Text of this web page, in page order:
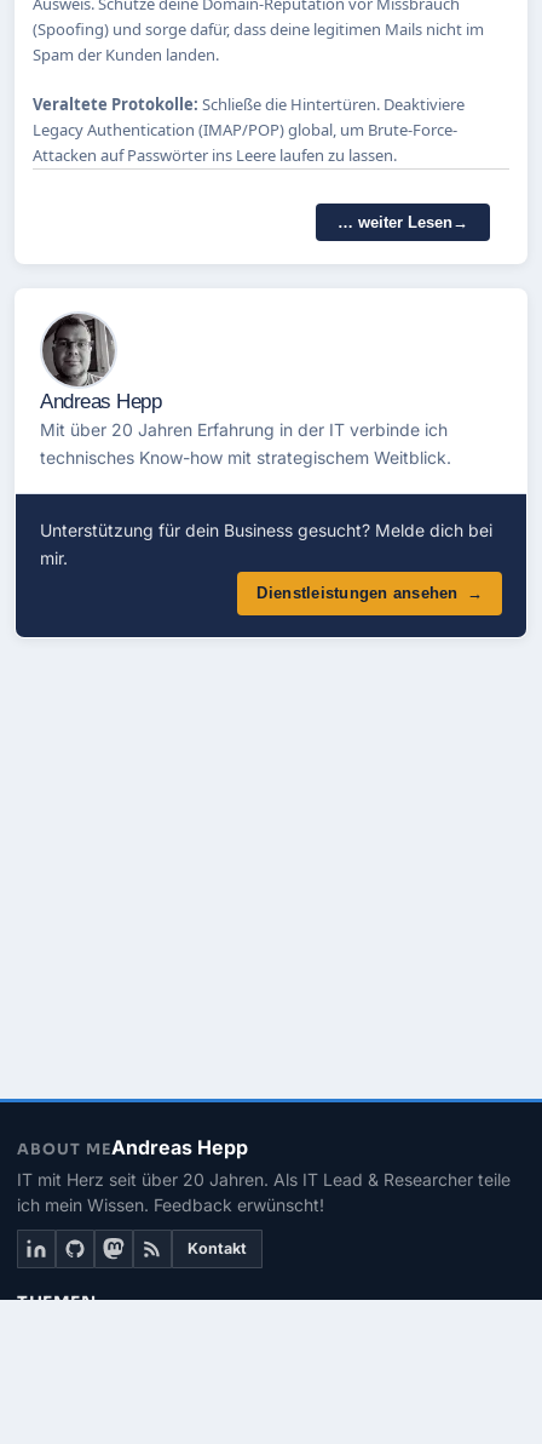
(Spoofing) und sorge dafür, dass deine legitimen Mails nicht im
Spam der Kunden landen.
Veraltete Protokolle: Schließe die Hintertüren. Deaktiviere
Legacy Authentication (IMAP/POP) global, um Brute-Force-
Attacken auf Passwörter ins Leere laufen zu lassen.
… weiter Lesen
Andreas Hepp
Mit über 20 Jahren Erfahrung in der IT verbinde ich
technisches Know-how mit strategischem Weitblick.
Unterstützung für dein Business gesucht? Melde dich bei
mir.
Dienstleistungen ansehen
ABOUT MEAndreas Hepp
IT mit Herz seit über 20 Jahren. Als IT Lead & Researcher teile
ich mein Wissen. Feedback erwünscht!
Kontakt
THEMEN